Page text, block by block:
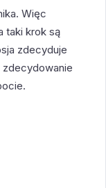
Więc
taki krok są
zdecyduje
zdecydowanie